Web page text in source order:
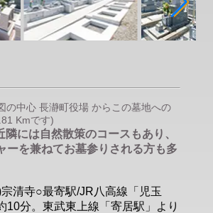
の中心 長瀞町役場 からこの墓地への
Kmです)
隣には自然散策のコースもあり、
ーを兼ねてお墓参りされる方も多
清寺○最寄駅/JR八高線「児玉
10分。東武東上線「寄居駅」より